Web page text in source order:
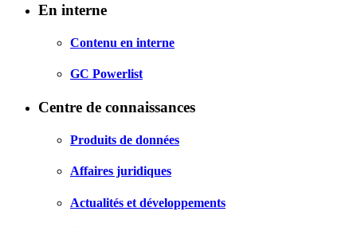
En interne
Contenu en interne
GC Powerlist
Centre de connaissances
Produits de données
Affaires juridiques
Actualités et développements